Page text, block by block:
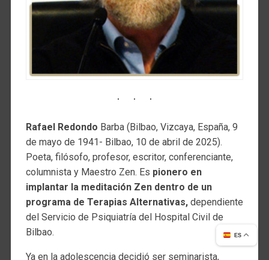
Rafael Redondo Barba (Bilbao, Vizcaya, España, 9
de mayo de 1941- Bilbao, 10 de abril de 2025).
Poeta, filósofo, profesor, escritor, conferenciante,
columnista y Maestro Zen. Es pionero en
implantar la meditación Zen dentro de un
programa de Terapias Alternativas, dependiente
del Servicio de Psiquiatría del Hospital Civil de
Bilbao.
Ya en la adolescencia decidió ser seminarista,
ES